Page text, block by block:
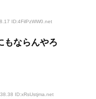
ID:4FilPzWW0 .net
もならんやろ
ID:xRsUstjma .net